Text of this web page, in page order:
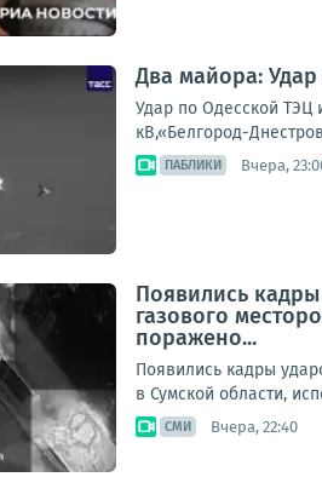
Два майора:
Удар по Одесской ТЭЦ
кВ,«Белгород-
ПАБЛИКИ Вчера,
Появились
газового
поражено...
Появились кадры
в Сумской области,
СМИ Вчера, 22:40